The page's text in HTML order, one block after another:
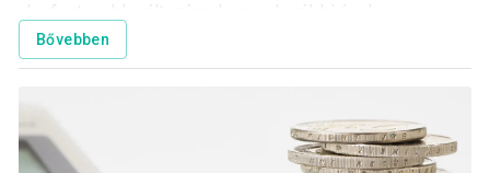
legfontosabb változása, hogy a korábbi évek
gyakorlatától eltérően ismét egyetlen jogszabály
tartalmazza a köznevelésben és a szakképzésben
vonatkozó rendelkezések a rendelet II. fejezetében
kaptak helyet.
Bővebben